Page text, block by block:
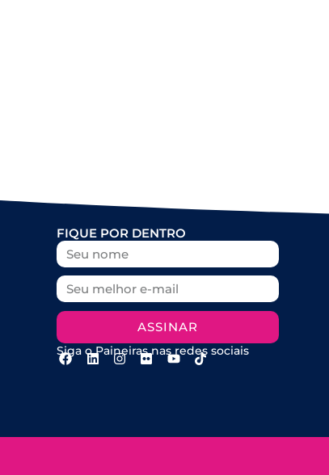
FIQUE POR DENTRO
ASSINAR
Siga o Paineiras nas redes sociais